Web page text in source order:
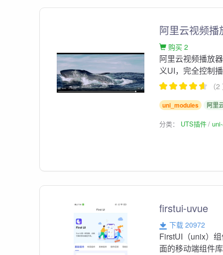
阿里云视频
购买 2
阿里云视频播放
义UI，完全控制
（
uni_modules 阿里
分类： UTS插件
firstui-uvue
下载 20972
FirstUI（unix）
面的移动端组件